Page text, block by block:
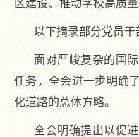
区建设、推动学校高质
以下摘录部分党员干
面对严峻复杂的国
任务，全会进一步明确
化道路的总体方略。
全会明确提出以促